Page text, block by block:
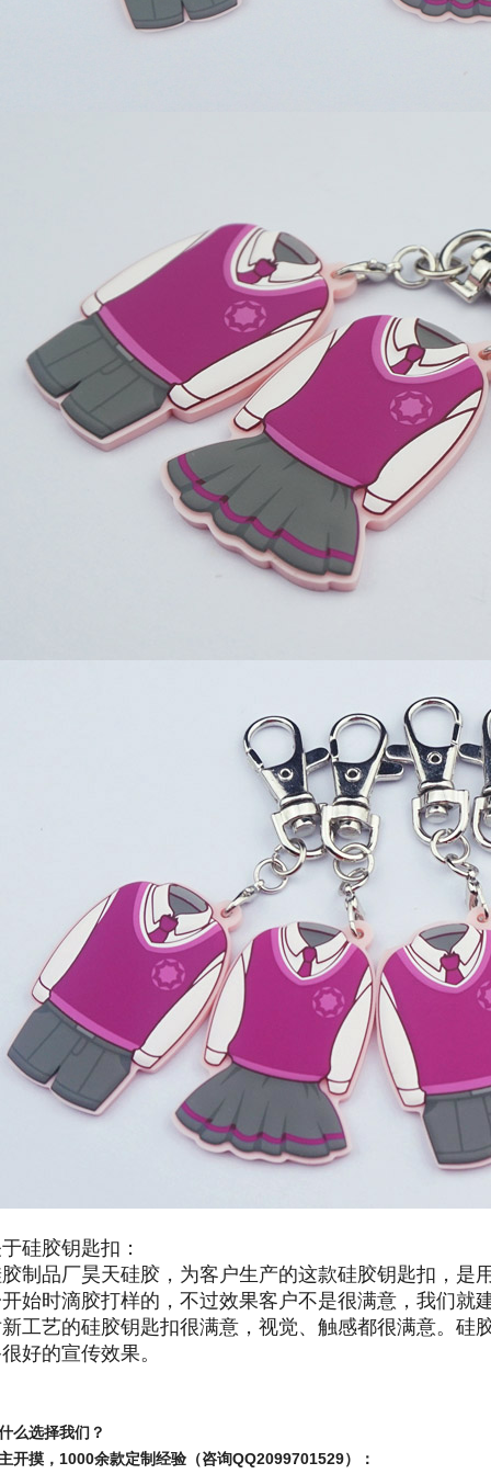
硅胶钥匙扣 ：
制品厂昊天硅胶， 为客户生产的这款硅胶钥匙扣，是
始时滴胶打样的，不过效果客户不是很满意，我们就
工艺的硅胶钥匙扣很满意，视觉、触感都很满意。硅
好的宣传效果。
么选择我们？
开摸，1000余款定制经验（咨询QQ2099701529）：